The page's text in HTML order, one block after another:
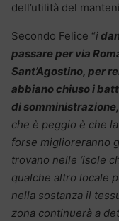
dell’utilità del
Secondo Felice “i
passare per via
Sant’Agostino, per
abbiano chiuso i
di
che è peggio è che
forse miglioreranno
trovano nelle ‘isole
qualche altro locale
nella sostanza il
zona continuerà a